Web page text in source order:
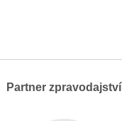
Partner zpravodajství